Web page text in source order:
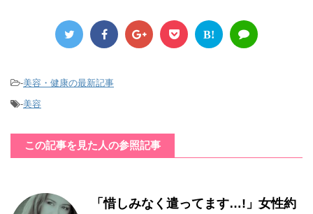
B!
-美容・健康の最新記事
-美容
この記事を見た人の参照記事
「惜しみなく遣ってます…!」女性約